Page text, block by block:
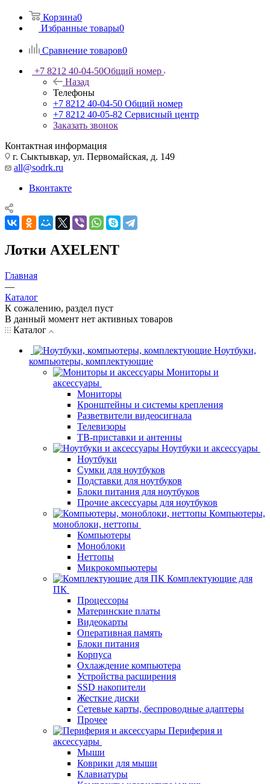
Корзина0
Избранные товары0
Сравнение товаров0
+7 8212 40-04-50Общий номер
Назад
Телефоны
+7 8212 40-04-50 Общий номер
+7 8212 40-05-82 Сервисный центр
Заказать звонок
Контактная информация
г. Сыктывкар, ул. Первомайская, д. 149
all@sodrk.ru
Вконтакте
Лотки AXELENT
Главная
—
Каталог
К сожалению, раздел пуст
В данный момент нет активных товаров
Каталог
Ноутбуки,
компьютеры, комплектующие
Мониторы и
аксессуары
Мониторы
Кронштейны и системы крепления
Разветвители видеосигнала
Телевизоры
ТВ-приставки и антенны
Ноутбуки и аксессуары
Ноутбуки
Сумки для ноутбуков
Подставки для ноутбуков
Блоки питания для ноутбуков
Прочие аксессуары для ноутбуков
Компьютеры,
моноблоки, неттопы
Компьютеры
Моноблоки
Неттопы
Микрокомпьютеры
Комплектующие для
ПК
Процессоры
Материнские платы
Видеокарты
Оперативная память
Блоки питания
Корпуса
Охлаждение компьютера
Устройства расширения
SSD накопители
Жесткие диски
Сетевые карты, беспроводные адаптеры
Прочее
Периферия и
аксессуары
Мыши
Коврики для мыши
Клавиатуры